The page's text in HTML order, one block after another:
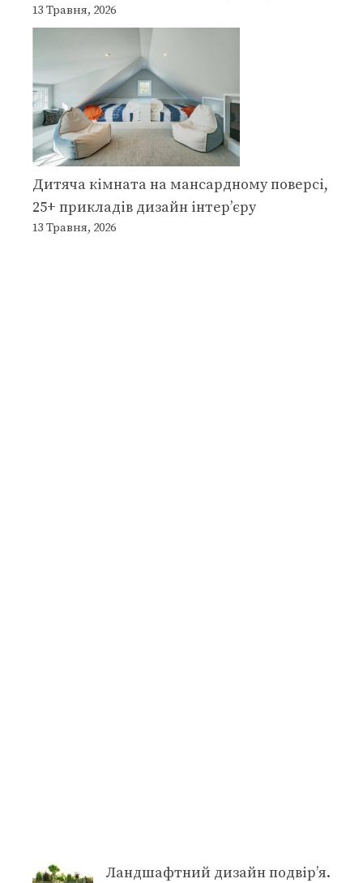
13 Травня, 2026
Дитяча кімната на мансардному поверсі,
25+ прикладів дизайн інтер’єру
13 Травня, 2026
Ландшафтний дизайн подвір’я.